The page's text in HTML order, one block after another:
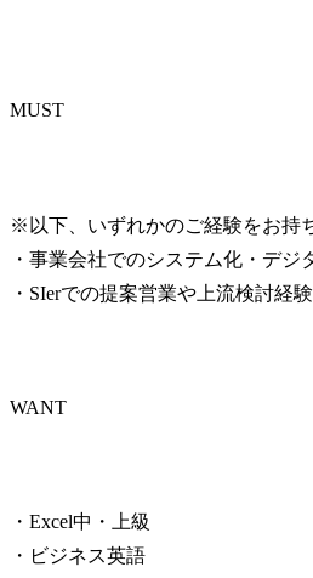
MUST
※以下、いずれかのご経験をお持
・事業会社でのシステム化・デジ
・SIerでの提案営業や上流検討経験
WANT
・Excel中・上級
・ビジネス英語